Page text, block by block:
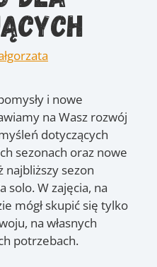
i nowe
na Wasz rozwój
dotyczących
sezonach oraz nowe
najbliższy sezon
solo.W zajęcia, na
mógł skupić się tylko
na własnych
potrzebach.